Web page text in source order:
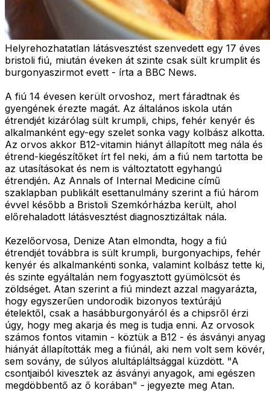
Helyrehozhatatlan látásvesztést szenvedett egy 17 éves
bristoli fiú, miután éveken át szinte csak sült krumplit és
burgonyaszirmot evett - írta a BBC News.
A fiú 14 évesen került orvoshoz, mert fáradtnak és
gyengének érezte magát. Az általános iskola után
étrendjét kizárólag sült krumpli, chips, fehér kenyér és
alkalmanként egy-egy szelet sonka vagy kolbász alkotta.
Az orvos akkor B12-vitamin hiányt állapított meg nála és
étrend-kiegészítőket írt fel neki, ám a fiú nem tartotta be
az utasításokat és nem is változtatott egyhangú
étrendjén. Az Annals of Internal Medicine című
szaklapban publikált esettanulmány szerint a fiú három
évvel később a Bristoli Szemkórházba került, ahol
előrehaladott látásvesztést diagnosztizáltak nála.
Kezelőorvosa, Denize Atan elmondta, hogy a fiú
étrendjét továbbra is sült krumpli, burgonyachips, fehér
kenyér és alkalmankénti sonka, valamint kolbász tette ki,
és szinte egyáltalán nem fogyasztott gyümölcsöt és
zöldséget. Atan szerint a fiú mindezt azzal magyarázta,
hogy egyszerűen undorodik bizonyos textúrájú
ételektől, csak a hasábburgonyáról és a chipsről érzi
úgy, hogy meg akarja és meg is tudja enni. Az orvosok
számos fontos vitamin - köztük a B12 - és ásványi anyag
hiányát állapították meg a fiúnál, aki nem volt sem kövér,
sem sovány, de súlyos alultápláltsággal küzdött. "A
csontjaiból kivesztek az ásványi anyagok, ami egészen
megdöbbentő az ő korában" - jegyezte meg Atan.